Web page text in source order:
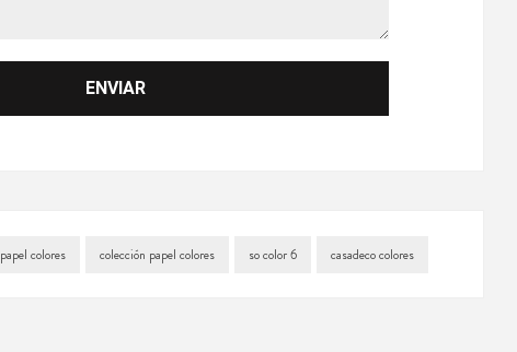
papel colores colección papel colores so color 6 casadeco colores